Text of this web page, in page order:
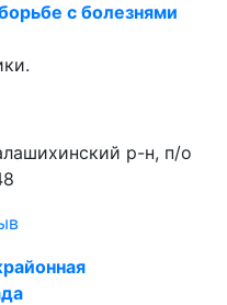
с болезнями
р-н, п/о